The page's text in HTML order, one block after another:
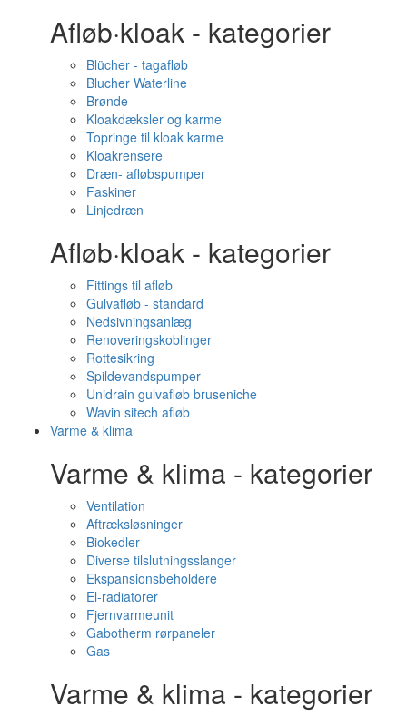
Afløb·kloak - kategorier
Blücher - tagafløb
Blucher Waterline
Brønde
Kloakdæksler og karme
Topringe til kloak karme
Kloakrensere
Dræn- afløbspumper
Faskiner
Linjedræn
Afløb·kloak - kategorier
Fittings til afløb
Gulvafløb - standard
Nedsivningsanlæg
Renoveringskoblinger
Rottesikring
Spildevandspumper
Unidrain gulvafløb bruseniche
Wavin sitech afløb
Varme & klima
Varme & klima - kategorier
Ventilation
Aftræksløsninger
Biokedler
Diverse tilslutningsslanger
Ekspansionsbeholdere
El-radiatorer
Fjernvarmeunit
Gabotherm rørpaneler
Gas
Varme & klima - kategorier